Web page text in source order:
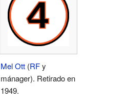
Mel Ott (RFy
mánager). Retirado en
1949.